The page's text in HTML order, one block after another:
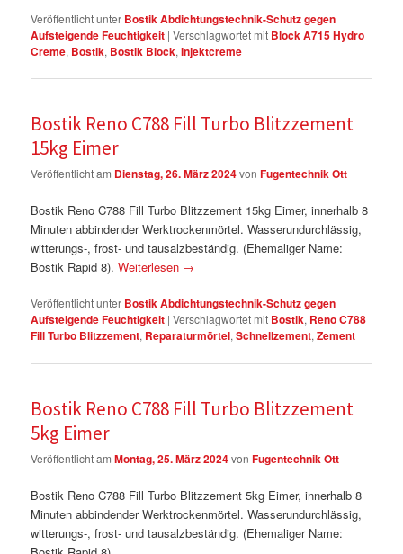
Veröffentlicht unter Bostik Abdichtungstechnik-Schutz gegen
Aufsteigende Feuchtigkeit |Verschlagwortet mit Block A715 Hydro
Creme, Bostik, Bostik Block,Injektcreme
Bostik Reno C788 Fill Turbo Blitzzement
15kg Eimer
Veröffentlicht am Dienstag, 26. März 2024vonFugentechnik Ott
Bostik Reno C788 Fill Turbo Blitzzement 15kg Eimer, innerhalb 8
Minuten abbindender Werktrockenmörtel. Wasserundurchlässig,
witterungs-, frost- und tausalzbeständig. (Ehemaliger Name:
Bostik Rapid 8).Weiterlesen →
Veröffentlicht unter Bostik Abdichtungstechnik-Schutz gegen
Aufsteigende Feuchtigkeit |Verschlagwortet mit Bostik, Reno C788
Fill Turbo Blitzzement, Reparaturmörtel,Schnellzement,Zement
Bostik Reno C788 Fill Turbo Blitzzement
5kg Eimer
Veröffentlicht amMontag, 25. März 2024vonFugentechnik Ott
Bostik Reno C788 Fill Turbo Blitzzement 5kg Eimer, innerhalb 8
Minuten abbindender Werktrockenmörtel. Wasserundurchlässig,
witterungs-, frost- und tausalzbeständig. (Ehemaliger Name: